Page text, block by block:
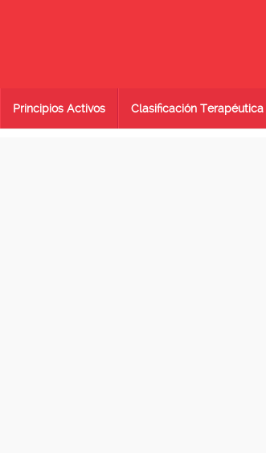
Principios Activos Clasificación Terapéutica